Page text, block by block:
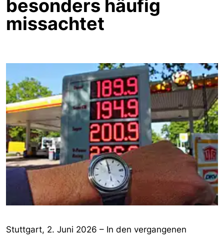
besonders häufig
missachtet
Stuttgart, 2. Juni 2026 – In den vergangenen